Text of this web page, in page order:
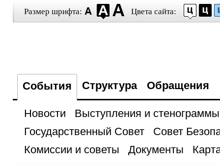
Размер шрифта: Цвета сайта:
События Структура Обращения
Новости
Выступления и стенограммы
Государственный Совет
Совет
Комиссии и советы
Документы